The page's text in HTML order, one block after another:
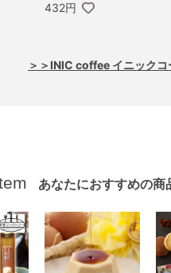
432円
＞＞INIC coffee イニック
あなたにおすすめの商